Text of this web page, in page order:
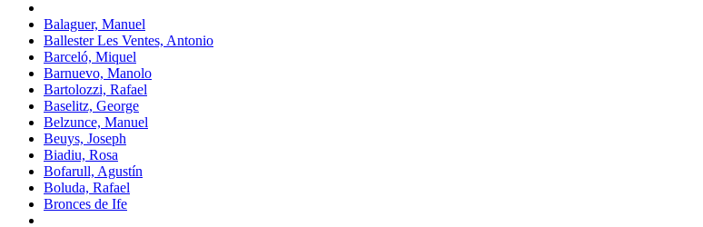
Balaguer, Manuel
Ballester Les Ventes, Antonio
Barceló, Miquel
Barnuevo, Manolo
Bartolozzi, Rafael
Baselitz, George
Belzunce, Manuel
Beuys, Joseph
Biadiu, Rosa
Bofarull, Agustín
Boluda, Rafael
Bronces de Ife